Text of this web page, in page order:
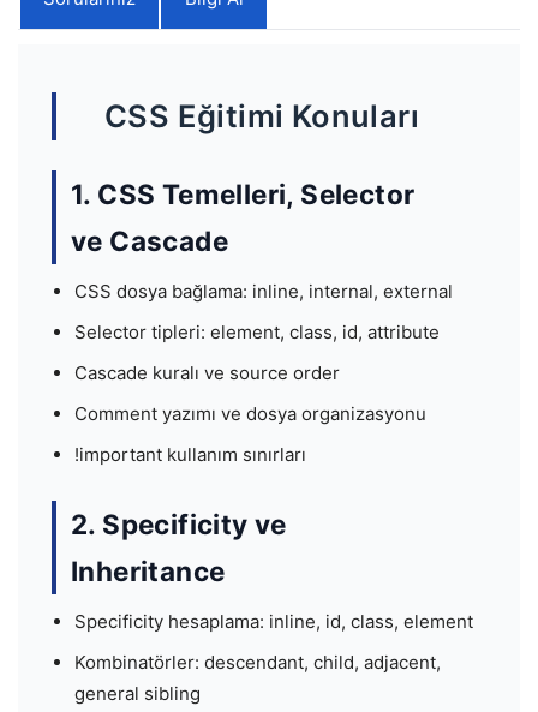
CSS Eğitimi Konuları
1. CSS Temelleri, Selector
ve Cascade
CSS dosya bağlama: inline, internal, external
Selector tipleri: element, class, id, attribute
Cascade kuralı ve source order
Comment yazımı ve dosya organizasyonu
!important kullanım sınırları
2. Specificity ve
Inheritance
Specificity hesaplama: inline, id, class, element
Kombinatörler: descendant, child, adjacent,
general sibling